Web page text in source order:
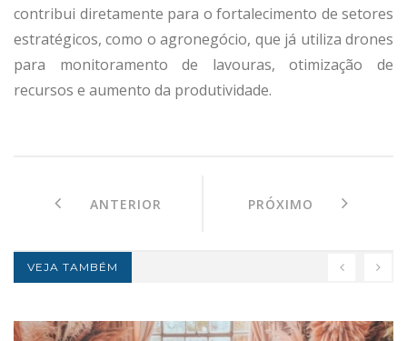
contribui diretamente para o fortalecimento de setores
estratégicos, como o agronegócio, que já utiliza drones
para monitoramento de lavouras, otimização de
recursos e aumento da produtividade.
ANTERIOR PRÓXIMO
VEJA TAMBÉM